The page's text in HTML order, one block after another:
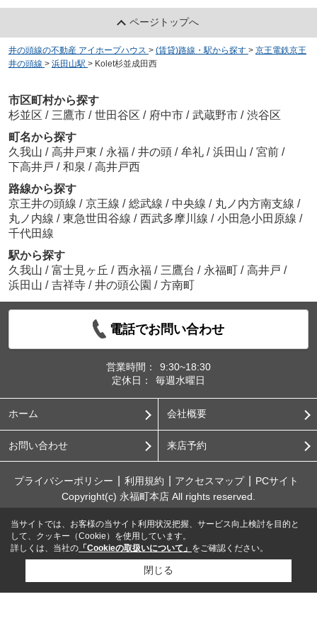
ページトップへ
井の頭線の不動産 アイホープハウス > (賃貸)路線・駅から探す > 京王電鉄京王
井の頭線 > 浜田山駅 > Kolet杉並成田西
市区町村から探す
杉並区 / 三鷹市 / 世田谷区 / 府中市 / 武蔵野市 / 渋谷区
町名から探す
久我山 / 高井戸東 / 永福 / 井の頭 / 牟礼 / 浜田山 / 宮前 /
下高井戸 / 和泉 / 高井戸西
路線から探す
京王井の頭線 / 京王線 / 総武線 / 中央線 / 丸ノ内方南支線 /
丸ノ内線 / 東急世田谷線 / 西武多摩川線 / 小田急小田原線 /
千代田線
駅から探す
久我山 / 富士見ヶ丘 / 西永福 / 三鷹台 / 永福町 / 高井戸 /
浜田山 / 吉祥寺 / 井の頭公園 / 方南町
電話でお問い合わせ
営業時間：
9:30~18:30
定休日：
毎週水曜日
ホーム 会社概要
お問い合わせ 来店予約
プライバシーポリシー 利用規約 アクセスマップ
PCサイト
Copyright(c) 永福町本店 All rights reserved.
当サイトでは、お客様の当サイト利用状況把握、サービス向上検討を目的と
して、クッキー（Cookie）を使用しています。
詳しくは、当社の 「Cookieの取扱いについて」 をご確認ください。
閉じる